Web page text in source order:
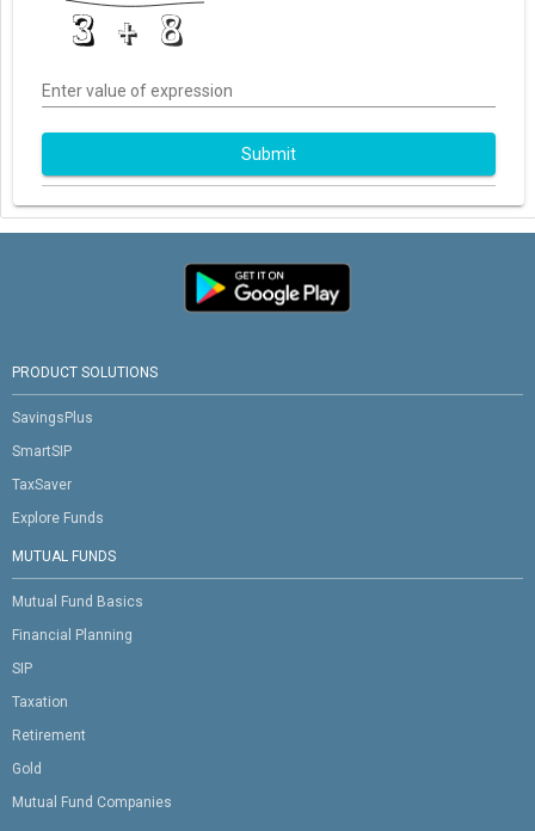
Enter value of expression
Submit
PRODUCT SOLUTIONS
SavingsPlus
SmartSIP
TaxSaver
Explore Funds
MUTUAL FUNDS
Mutual Fund Basics
Financial Planning
SIP
Taxation
Retirement
Gold
Mutual Fund Companies